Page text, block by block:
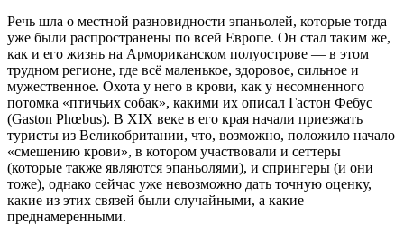
Речь шла о местной разновидности эпаньолей, которые тогда
уже были распространены по всей Европе. Он стал таким же,
как и его жизнь на Армориканском полуострове — в этом
трудном регионе, где всё маленькое, здоровое, сильное и
мужественное. Охота у него в крови, как у несомненного
потомка «птичьих собак», какими их описал Гастон Фебус
(Gaston Phœbus). В XIX веке в его края начали приезжать
туристы из Великобритании, что, возможно, положило начало
«смешению крови», в котором участвовали и сеттеры
(которые также являются эпаньолями), и спрингеры (и они
тоже), однако сейчас уже невозможно дать точную оценку,
какие из этих связей были случайными, а какие
преднамеренными.